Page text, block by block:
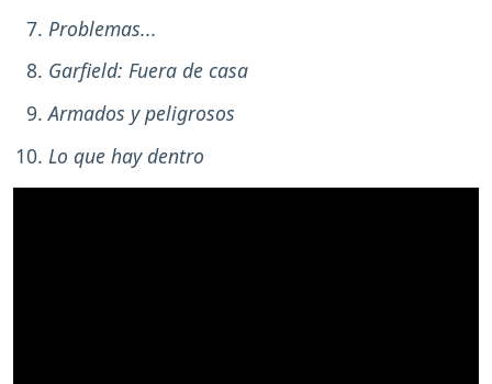
Problemas...
Garfield: Fuera de casa
Armados y peligrosos
Lo que hay dentro